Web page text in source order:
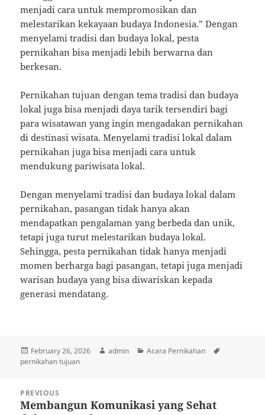
menjadi cara untuk mempromosikan dan
melestarikan kekayaan budaya Indonesia.” Dengan
menyelami tradisi dan budaya lokal, pesta
pernikahan bisa menjadi lebih berwarna dan
berkesan.
Pernikahan tujuan dengan tema tradisi dan budaya
lokal juga bisa menjadi daya tarik tersendiri bagi
para wisatawan yang ingin mengadakan pernikahan
di destinasi wisata. Menyelami tradisi lokal dalam
pernikahan juga bisa menjadi cara untuk
mendukung pariwisata lokal.
Dengan menyelami tradisi dan budaya lokal dalam
pernikahan, pasangan tidak hanya akan
mendapatkan pengalaman yang berbeda dan unik,
tetapi juga turut melestarikan budaya lokal.
Sehingga, pesta pernikahan tidak hanya menjadi
momen berharga bagi pasangan, tetapi juga menjadi
warisan budaya yang bisa diwariskan kepada
generasi mendatang.
Posted
on
February 26, 2026 Author
admin Categories
Acara Pernikahan
pernikahan tujuan
navigation
PREVIOUS
Previous
Membangun Komunikasi yang Sehat